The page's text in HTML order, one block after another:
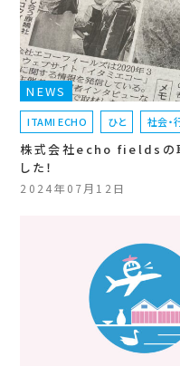
NEWS
ITAMI ECHO ひと 社会・
株式会社echo fieldsの
した！
2024年07月12日